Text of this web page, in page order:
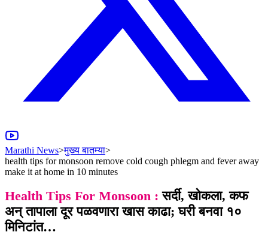
Marathi News>मुख्य बातम्या>
health tips for monsoon remove cold cough phlegm and fever away
make it at home in 10 minutes
Health Tips For Monsoon : सर्दी, खोकला, कफ
अन् तापाला दूर पळवणारा खास काढा; घरी बनवा १०
मिनिटांत…